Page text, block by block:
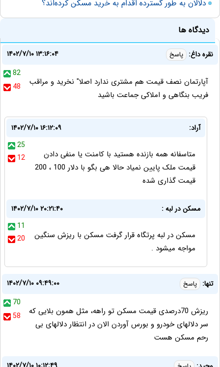
دلالان به طور گسترده اقدام به خرید مسکن کرده‌اند؟
دیدگاه ها
نقره داغ: پاسخ
۱۴۰۲/۷/۱۰ ۱۳:۱۶:۰۴
82
48
آپارتمان نصف قیمت هم مشتری ندارد اصلا" نخرید و مراقب
فریب بنگاهی و املاکی جماعت باشید
آراد:
۱۴۰۲/۷/۱۰ ۱۶:۱۲:۰۹
25
12
متاسفانه همه بازنده هستید با کامنت یا منفی دادن
قیمت ملک پایین نمیاد حالا هی بگو با دلار 100 ، 200
قیمت گذاری شده
مسکن در لبه :
۱۴۰۲/۷/۱۰ ۲۰:۲۱:۴۰
11
20
مسکن در لبه پرتگاه قرار گرفت مسکن با ریزش سنگین
مواجه میشود .
تنها: پاسخ
۱۴۰۲/۷/۱۰ ۰۹:۴۹:۰۰
70
58
ریزش 70درصدی قیمت مسکن تو راهه، مثل همون بلایی که
سر دلالهای خودرو و بورس آوردن الان در انتظار دلالهای بی
رحم مسکن هست